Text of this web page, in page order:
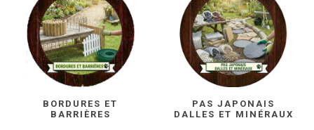
BORDURES ET
BARRIÈRES
PAS JAPONAIS
DALLES ET MINÉRAUX